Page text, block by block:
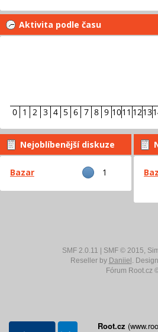
Aktivita podle času
0 1 2 3 4 5 6 7 8 9 1011 1213
Nejoblíbenější diskuze
Bazar 1
SMF 2.0.11 SMF © 2015,
Reseller by Daniiel .
Fórum Root.cz
Root.cz